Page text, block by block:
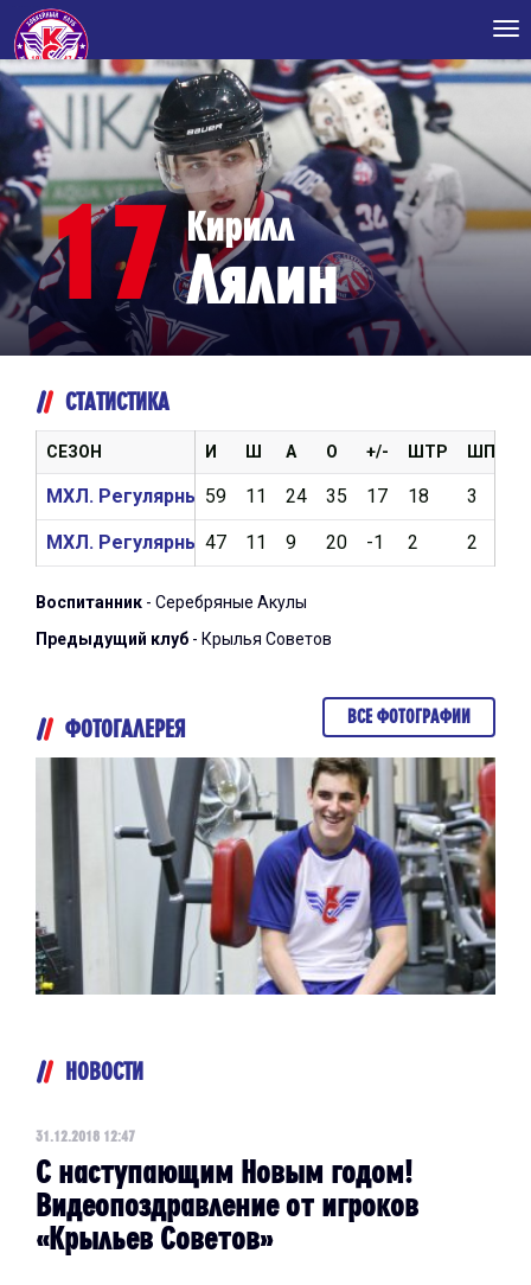
17 Кирилл
Лялин
СТАТИСТИКА
И Ш А О +/- ШТР ШП
59 11 24 35 17 18 3
47 11 9 20 -1 2 2
СЕЗОН
МХЛ. Регулярный чемпионат 2018/2019
МХЛ. Регулярный чемпионат 2017/2018
Воспитанник - Серебряные Акулы
Предыдущий клуб - Крылья Советов
ФОТОГАЛЕРЕЯ ВСЕ ФОТОГРАФИИ
НОВОСТИ
31.12.2018 12:47
С наступающим Новым годом!
Видеопоздравление от игроков
«Крыльев Советов»